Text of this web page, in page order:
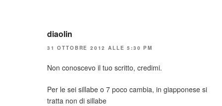
diaolin
31 OTTOBRE 2012 ALLE 5:30 PM
Non conoscevo il tuo scritto, credimi.
Per le sei sillabe o 7 poco cambia, in giapponese si
tratta non di sillabe